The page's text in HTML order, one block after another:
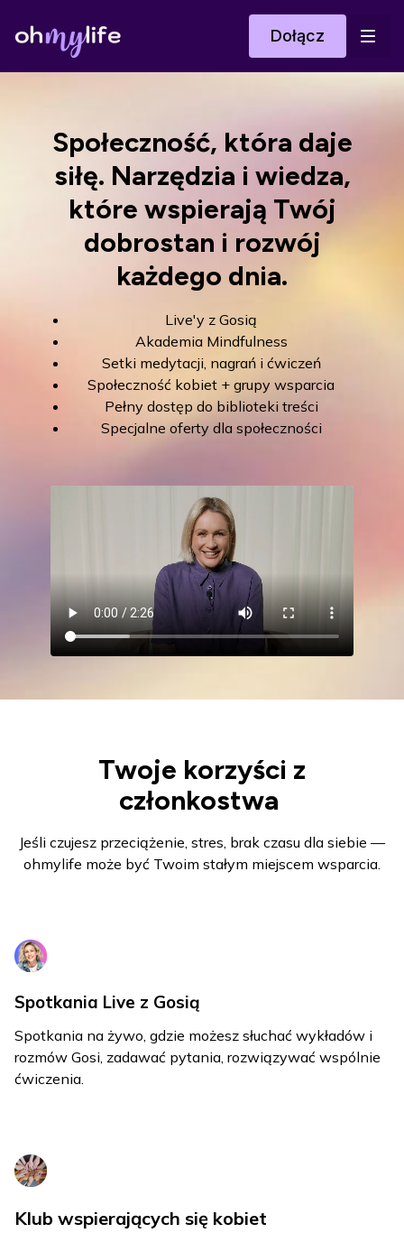
Dołącz
Społeczność, która daje
siłę. Narzędzia i wiedza,
które wspierają Twój
dobrostan i rozwój
każdego dnia.
Live'y z Gosią
Akademia Mindfulness
Setki medytacji, nagrań i ćwiczeń
Społeczność kobiet + grupy wsparcia
Pełny dostęp do biblioteki treści
Specjalne oferty dla społeczności
Twoje korzyści z
członkostwa
Jeśli czujesz przeciążenie, stres, brak czasu dla siebie —
ohmylife może być Twoim stałym miejscem wsparcia.
Spotkania Live z Gosią
Spotkania na żywo, gdzie możesz słuchać wykładów i
rozmów Gosi, zadawać pytania, rozwiązywać wspólnie
ćwiczenia.
Klub wspierających się kobiet